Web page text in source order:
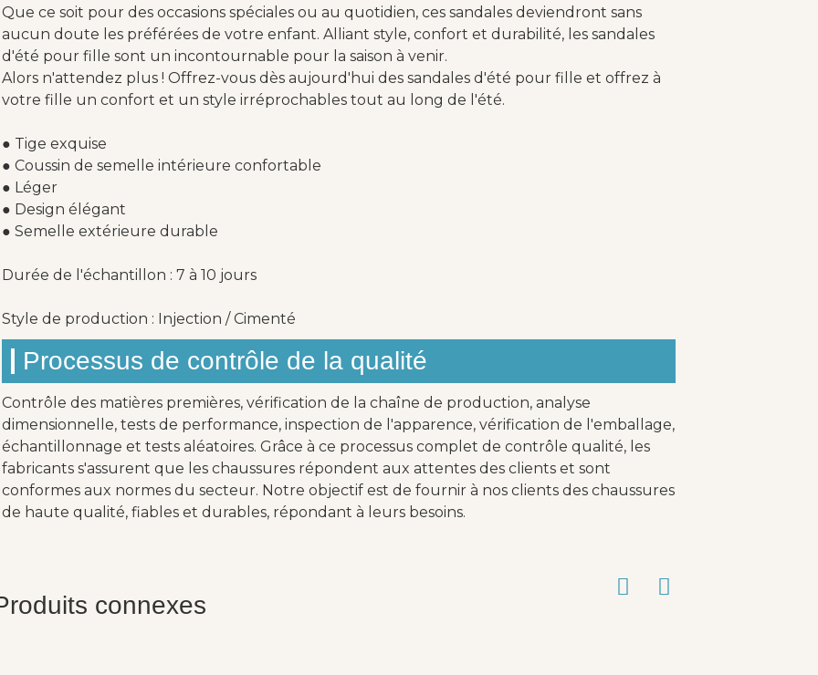
Que ce soit pour des occasions spéciales ou au quotidien, ces sandales deviendront sans
aucun doute les préférées de votre enfant. Alliant style, confort et durabilité, les sandales
d'été pour fille sont un incontournable pour la saison à venir.
Alors n'attendez plus ! Offrez-vous dès aujourd'hui des sandales d'été pour fille et offrez à
votre fille un confort et un style irréprochables tout au long de l'été.
● Tige exquise
● Coussin de semelle intérieure confortable
● Léger
● Design élégant
● Semelle extérieure durable
Durée de l'échantillon : 7 à 10 jours
Style de production : Injection / Cimenté
Processus de contrôle de la qualité
Contrôle des matières premières, vérification de la chaîne de production, analyse
dimensionnelle, tests de performance, inspection de l'apparence, vérification de l'emballage,
échantillonnage et tests aléatoires. Grâce à ce processus complet de contrôle qualité, les
fabricants s'assurent que les chaussures répondent aux attentes des clients et sont
conformes aux normes du secteur. Notre objectif est de fournir à nos clients des chaussures
de haute qualité, fiables et durables, répondant à leurs besoins.
connexes